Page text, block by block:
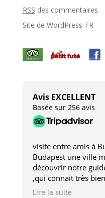
RSS des commentaires
Site de WordPress-FR
Avis EXCELLENT
Basée sur 256 avis
visite entre amis à
Budapest une ville
découvrir notre
,qui connait très
qui nous a permis
Lire la suite